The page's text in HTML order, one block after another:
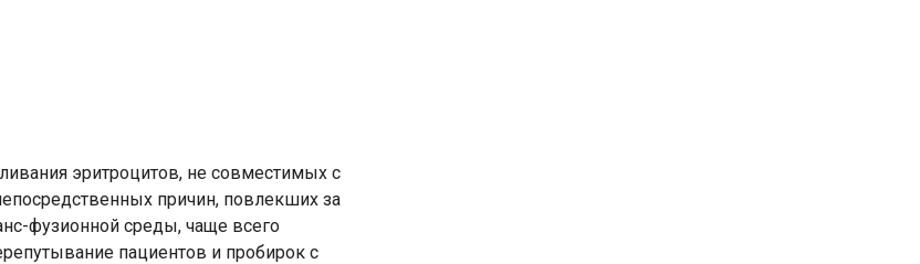
эритроцитов, не совместимых с
причин, повлекших за
фузионной среды, чаще всего
пациентов и пробирок с